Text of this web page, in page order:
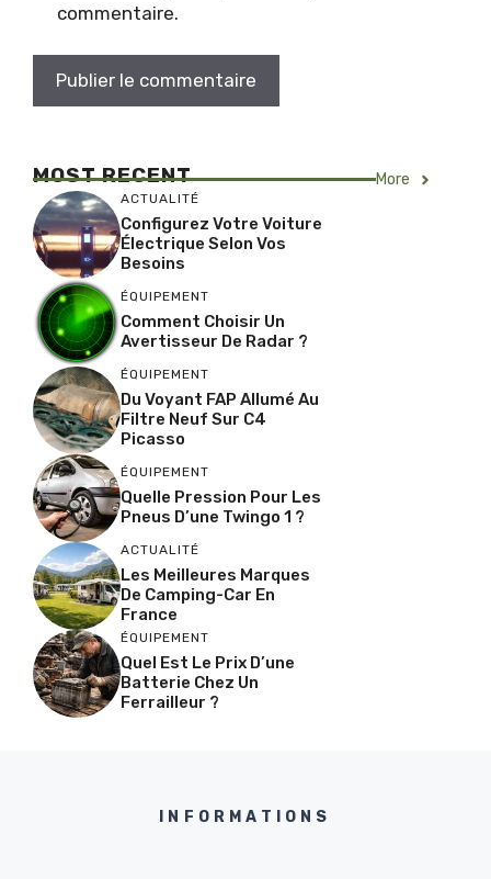
commentaire.
MOST RECENT More
ACTUALITÉ
Configurez Votre Voiture
Électrique Selon Vos
Besoins
ÉQUIPEMENT
Comment Choisir Un
Avertisseur De Radar ?
ÉQUIPEMENT
Du Voyant FAP Allumé Au
Filtre Neuf Sur C4
Picasso
ÉQUIPEMENT
Quelle Pression Pour Les
Pneus D’une Twingo 1 ?
ACTUALITÉ
Les Meilleures Marques
De Camping-Car En
France
ÉQUIPEMENT
Quel Est Le Prix D’une
Batterie Chez Un
Ferrailleur ?
INFORMATIONS